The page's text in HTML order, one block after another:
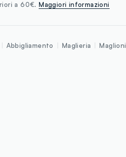
a 60€.Maggiori informazioni
Abbigliamento Maglieria Maglioni